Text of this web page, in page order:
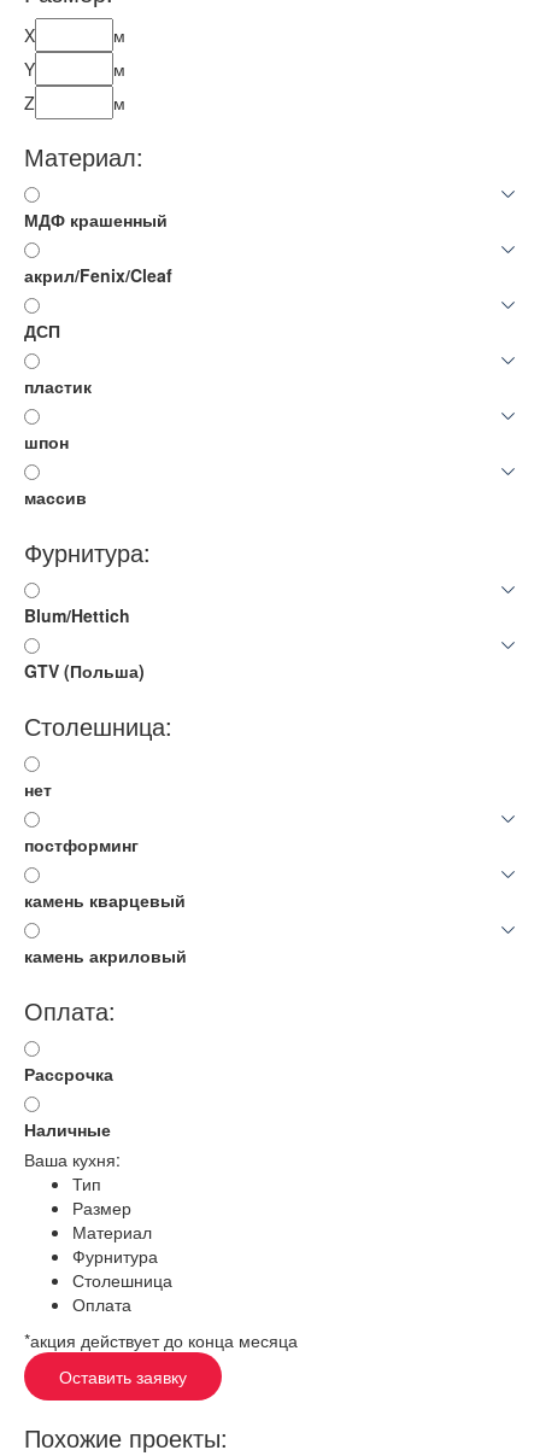
X
м
Y
м
Z
м
Материал:
МДФ крашенный
акрил/Fenix/Cleaf
ДСП
пластик
шпон
массив
Фурнитура:
Blum/Hettich
GTV (Польша)
Столешница:
нет
постформинг
камень кварцевый
камень акриловый
Оплата:
Рассрочка
Наличные
Ваша кухня:
Тип
Размер
Материал
Фурнитура
Столешница
Оплата
*акция действует до конца месяца
Оставить заявку
Похожие проекты: